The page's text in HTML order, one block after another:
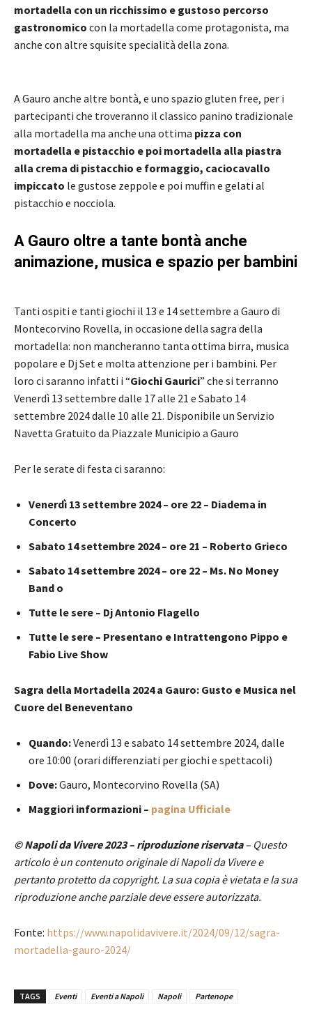
mortadella con un ricchissimo e gustoso percorso
gastronomico con la mortadella come protagonista, ma
anche con altre squisite specialità della zona.
A Gauro anche altre bontà, e uno spazio gluten free, per i
partecipanti che troveranno il classico panino tradizionale
alla mortadella ma anche una ottima pizza con
mortadella e pistacchio e poi mortadella alla piastra
alla crema di pistacchio e formaggio, caciocavallo
impiccato le gustose zeppole e poi muffin e gelati al
pistacchio e nocciola.
A Gauro oltre a tante bontà anche
animazione, musica e spazio per bambini
Tanti ospiti e tanti giochi il 13 e 14 settembre a Gauro di
Montecorvino Rovella, in occasione della sagra della
mortadella: non mancheranno tanta ottima birra, musica
popolare e Dj Set e molta attenzione per i bambini. Per
loro ci saranno infatti i “Giochi Gaurici” che si terranno
Venerdì 13 settembre dalle 17 alle 21 e Sabato 14
settembre 2024 dalle 10 alle 21. Disponibile un Servizio
Navetta Gratuito da Piazzale Municipio a Gauro
Per le serate di festa ci saranno:
Venerdì 13 settembre 2024 – ore 22 – Diadema in
Concerto
Sabato 14 settembre 2024 – ore 21 – Roberto Grieco
Sabato 14 settembre 2024 – ore 22 – Ms. No Money
Band o
Tutte le sere – Dj Antonio Flagello
Tutte le sere – Presentano e Intrattengono Pippo e
Fabio Live Show
Sagra della Mortadella 2024 a Gauro: Gusto e Musica nel
Cuore del Beneventano
Quando:Venerdì 13 e sabato 14 settembre 2024, dalle
ore 10:00 (orari differenziati per giochi e spettacoli)
Dove:Gauro, Montecorvino Rovella (SA)
Maggiori informazioni – pagina Ufficiale
© Napoli da Vivere 2023 – riproduzione riservata– Questo
articolo è un contenuto originale di Napoli da Vivere e
pertanto protetto da copyright. La sua copia è vietata e la sua
riproduzione anche parziale deve essere autorizzata.
Fonte: https://www.napolidavivere.it/2024/09/12/sagra-
mortadella-gauro-2024/
TAGS Eventi Eventi a Napoli Napoli Partenope